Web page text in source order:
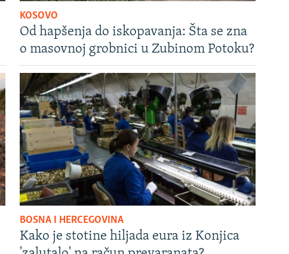
KOSOVO
Od hapšenja do iskopavanja: Šta se zna
o masovnoj grobnici u Zubinom Potoku?
BOSNA I HERCEGOVINA
Kako je stotine hiljada eura iz Konjica